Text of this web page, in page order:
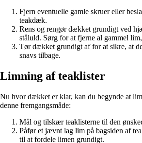
Fjern eventuelle gamle skruer eller
teakdæk.
Rens og rengør dækket grundigt ved
ståluld. Sørg for at fjerne al gammel
Tør dækket grundigt af for at sikre, at
snavs tilbage.
Limning af teaklister
Nu hvor dækket er klar, kan du begynde at
denne fremgangsmåde:
Mål og tilskær teaklisterne til den
Påfør et jævnt lag lim på bagsiden af
til at fordele limen grundigt.